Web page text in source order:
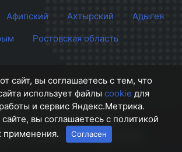
Афипский Ахтырский
Адыгея
Ростовская область
© 2012 - 2026 СМИ Кубани
Контакты Напишите нам
сайт, вы соглашаетесь с тем, что
использует файлы cookie для
и сервис Яндекс.Метрика.
сайте, вы соглашаетесь с политикой
применения.
Согласен